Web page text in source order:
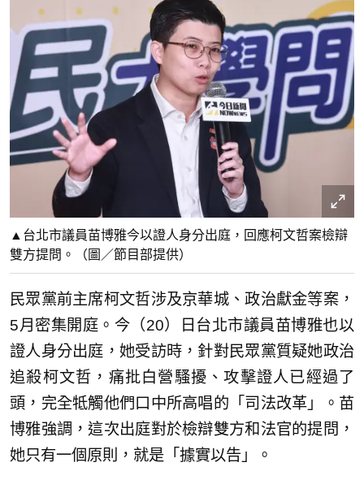
▲台北市議員苗博雅今以證人身分出庭，回應柯文哲案檢辯
雙方提問。（圖／節目部提供）
民眾黨前主席柯文哲涉及京華城、政治獻金等案，
5月密集開庭。今（20）日台北市議員苗博雅也以
證人身分出庭，她受訪時，針對民眾黨質疑她政治
追殺柯文哲，痛批白營騷擾、攻擊證人已經過了
頭，完全牴觸他們口中所高唱的「司法改革」。苗
博雅強調，這次出庭對於檢辯雙方和法官的提問，
她只有一個原則，就是「據實以告」。